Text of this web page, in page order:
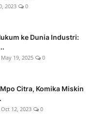
2023 0
ke Dunia Industri:
May 19, 2025 0
Mpo Citra, Komika Miskin
Oct 12, 2023 0